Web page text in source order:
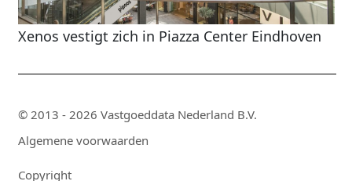
Xenos vestigt zich in Piazza Center Eindhoven
© 2013 - 2026 Vastgoeddata Nederland B.V.
Algemene voorwaarden
Copyright